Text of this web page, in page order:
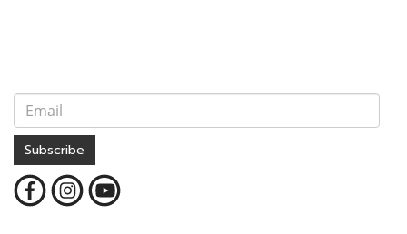
Subscribe